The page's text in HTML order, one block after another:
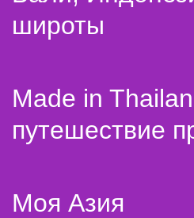
широты
Made in
путешествие
Моя Азия